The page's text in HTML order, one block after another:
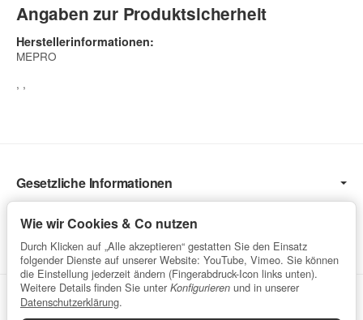
Angaben zur Produktsicherheit
Herstellerinformationen:
MEPRO
, ,
Gesetzliche Informationen
Service
Vertrag widerrufen
Wie wir Cookies & Co nutzen
Durch Klicken auf „Alle akzeptieren“ gestatten Sie den Einsatz
folgender Dienste auf unserer Website: YouTube, Vimeo. Sie können
die Einstellung jederzeit ändern (Fingerabdruck-Icon links unten).
Weitere Details finden Sie unter Konfigurieren und in unserer
Datenschutzerklärung.